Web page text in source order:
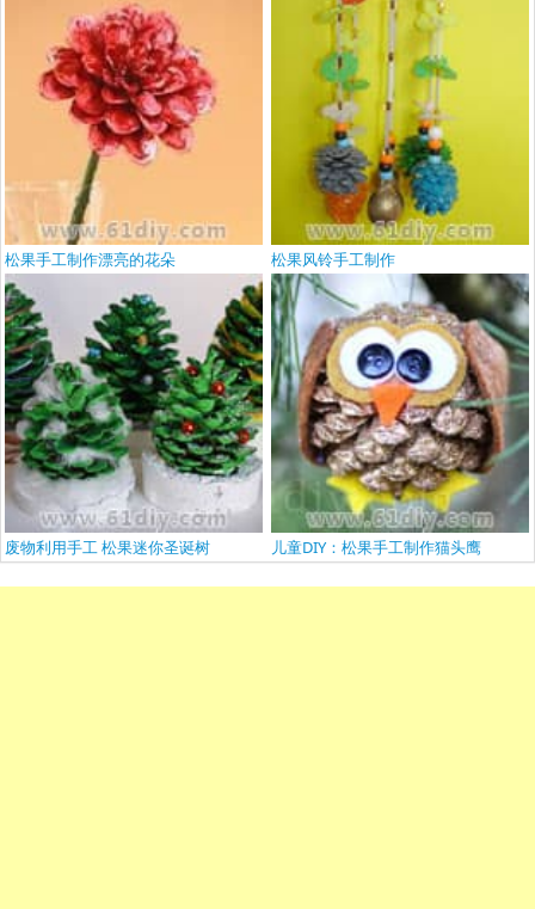
松果手工制作漂亮的花朵 松果风铃手工制作
废物利用手工 松果迷你圣诞树 儿童DIY：松果手工制作猫头鹰